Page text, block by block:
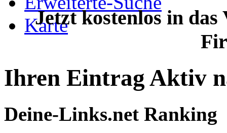
Karte
Jetzt kostenlos in
Ihren Eintrag Aktiv
Deine-Links.net Ranking